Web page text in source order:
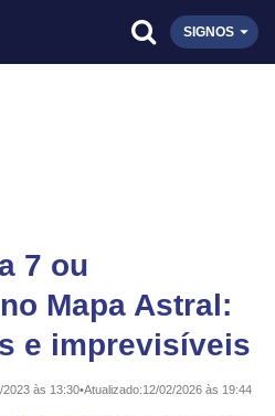
SIGNOS
7 ou
Mapa Astral:
e imprevisíveis
2023 às 13:30•Atualizado:12/02/2026 às 19:44